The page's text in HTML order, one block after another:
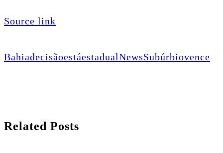
Source link
BahiadecisãoestáestadualNewsSubúrbiovence
Related Posts